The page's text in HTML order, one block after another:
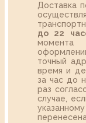
Доставка
до 22
момента
точный
время и
за час до
раз
случае,